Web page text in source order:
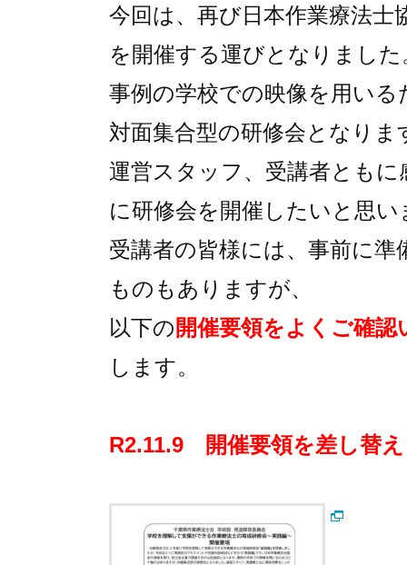
今回は、再び日本作業療法士
を開催する運びとなりました
事例の学校での映像を用い
対面集合型の研修会となりま
運営スタッフ、受講者とも
に研修会を開催したいと思い
受講者の皆様には、事前に
ものもありますが、
以下の 開催要領をよくご確認
します。
R2.11.9 開催要領を差し替